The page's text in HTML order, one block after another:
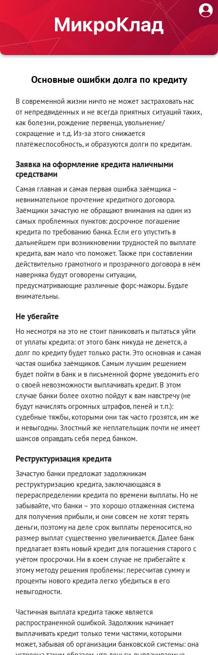
Основные ошибки долга по кредиту
В современной жизни ничто не может застраховать нас
от непредвиденных и не всегда приятных ситуаций таких,
как болезни, рождение первенца, увольнение/
сокращение и т.д. Из-за этого снижается
платёжеспособность, и образуются долги по кредитам.
Заявка на оформление кредита наличными
средствами
Самая главная и самая первая ошибка заёмщика –
невнимательное прочтение кредитного договора.
Заёмщики зачастую не обращают внимания на один из
самых проблемных пунктов: досрочное погашение
кредита по требованию банка. Если его упустить в
дальнейшем при возникновении трудностей по выплате
кредита, вам мало что поможет. Также при составлении
действительно грамотного и прозрачного договора в нём
наверняка будут оговорены ситуации,
предусматривающие различные форс-мажоры. Будьте
внимательны.
Не убегайте
Но несмотря на это не стоит паниковать и пытаться уйти
от уплаты кредита: от этого банк никуда не денется, а
долг по кредиту будет только расти. Это основная и самая
частая ошибка заёмщиков. Самым лучшим решением
будет пойти в банк и в письменной форме уведомить его
о своей невозможности выплачивать кредит. В этом
случае банки более охотно пойдут к вам навстречу (не
будут начислять огромных штрафов, пеней и т.п.):
судебные тяжбы, которыми они так часто грозятся, им же
и невыгодны. Злостный же неплательщик почти не имеет
шансов оправдать себя перед банком.
Реструктуризация кредита
Зачастую банки предложат задолжникам
реструктуризацию кредита, заключающаяся в
перераспределении кредита по времени выплаты. Но не
забывайте, что банки – это хорошо отлаженная система
для получения прибыли, и они совсем не хотят терять
деньги, поэтому на деле срок выплаты переносится, но
размер выплат существенно увеличивается. Далее банк
предлагает взять новый кредит для погашения старого с
учётом просрочки. Ни в коем случае не прибегайте к
этому методу решения проблемы: пересчитав сумму и
проценты нового кредита легко убедиться в его
невыгодности.
Частичная выплата кредита также является
распространенной ошибкой. Задолжник начинает
выплачивать кредит только теми частями, которыми
может, забывая об организации банковской системы: она